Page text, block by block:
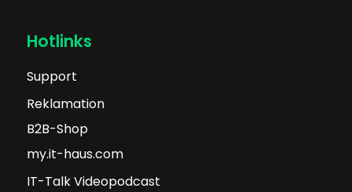
Hotlinks
Support
Reklamation
B2B-Shop
my.it-haus.com
IT-Talk Videopodcast